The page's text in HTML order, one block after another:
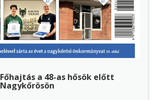
Főhajtás a 48-as hősök előtt
Nagykőrösön